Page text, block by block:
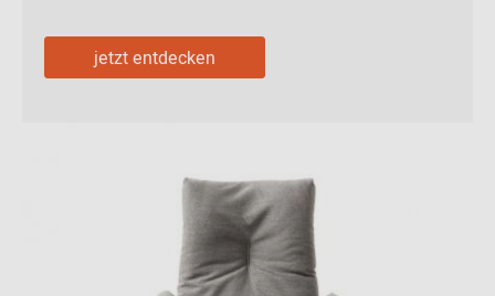
jetzt entdecken